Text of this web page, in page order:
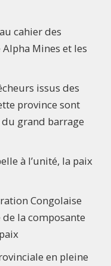
cahier des
Mines et les
issus des
province sont
grand barrage
à l’unité, la paix
Congolaise
la composante
en pleine